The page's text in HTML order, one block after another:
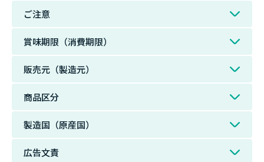
ご注意
賞味期限（消費期限）
販売元（製造元）
商品区分
製造国（原産国）
広告文責